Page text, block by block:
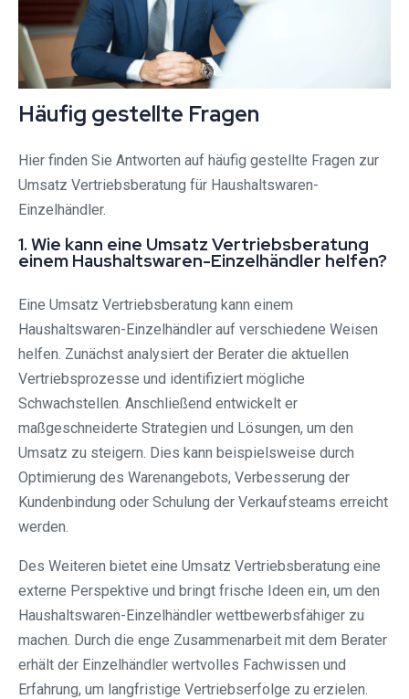
Häufig gestellte Fragen
Hier finden Sie Antworten auf häufig gestellte Fragen zur
Umsatz Vertriebsberatung für Haushaltswaren-
Einzelhändler.
1. Wie kann eine Umsatz Vertriebsberatung
einem Haushaltswaren-Einzelhändler helfen?
Eine Umsatz Vertriebsberatung kann einem
Haushaltswaren-Einzelhändler auf verschiedene Weisen
helfen. Zunächst analysiert der Berater die aktuellen
Vertriebsprozesse und identifiziert mögliche
Schwachstellen. Anschließend entwickelt er
maßgeschneiderte Strategien und Lösungen, um den
Umsatz zu steigern. Dies kann beispielsweise durch
Optimierung des Warenangebots, Verbesserung der
Kundenbindung oder Schulung der Verkaufsteams erreicht
werden.
Des Weiteren bietet eine Umsatz Vertriebsberatung eine
externe Perspektive und bringt frische Ideen ein, um den
Haushaltswaren-Einzelhändler wettbewerbsfähiger zu
machen. Durch die enge Zusammenarbeit mit dem Berater
erhält der Einzelhändler wertvolles Fachwissen und
Erfahrung, um langfristige Vertriebserfolge zu erzielen.